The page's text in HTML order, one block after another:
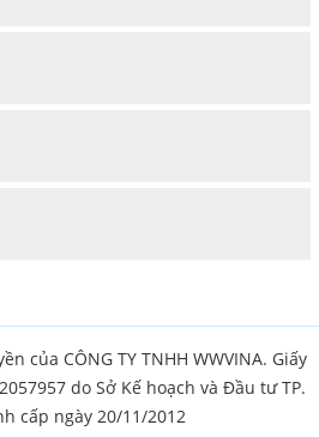
của CÔNG TY TNHH WWVINA. Giấy
do Sở Kế hoạch và Đầu tư TP.
cấp ngày 20/11/2012